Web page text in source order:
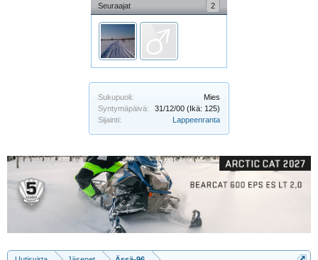
Seuraajat 2
Sukupuoli:
Mies
Syntymäpäivä:
31/12/00 (Ikä: 125)
Sijainti:
Lappeenranta